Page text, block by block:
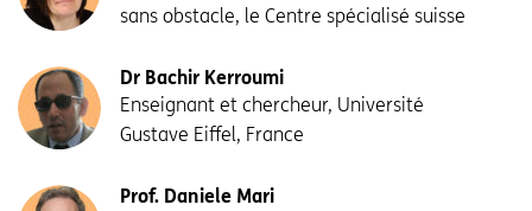
sans obstacle, le Centre spécialisé suisse
Dr Bachir Kerroumi
Enseignant et chercheur, Université
Gustave Eiffel, France
Prof. Daniele Mari